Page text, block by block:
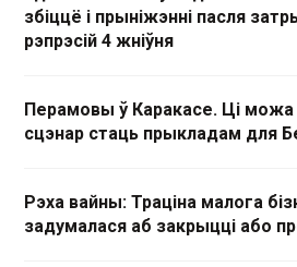
збіццё і прыніжэнні пасля
рэпрэсій 4 жніўня
Перамовы ў Каракасе. Ці можа
сцэнар стаць прыкладам для
Рэха вайны: Траціна малога
задумалася аб закрыцці або